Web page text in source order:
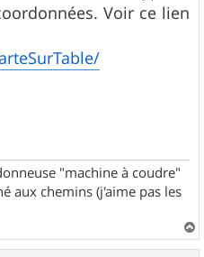
Voir ce lien
"machine à coudre"
aux chemins (j'aime pas les
a